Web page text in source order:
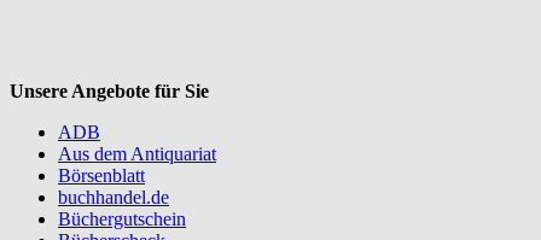
Unsere Angebote für Sie
ADB
Aus dem Antiquariat
Börsenblatt
buchhandel.de
Büchergutschein